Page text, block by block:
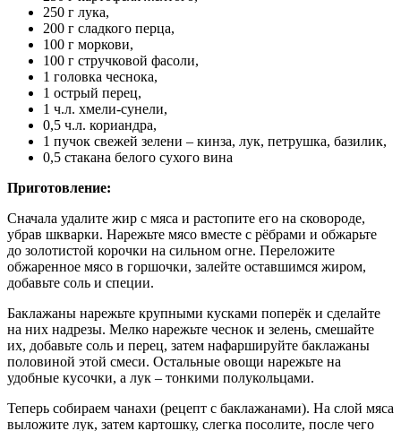
250 г лука,
200 г сладкого перца,
100 г моркови,
100 г стручковой фасоли,
1 головка чеснока,
1 острый перец,
1 ч.л. хмели-сунели,
0,5 ч.л. кориандра,
1 пучок свежей зелени – кинза, лук, петрушка, базилик,
0,5 стакана белого сухого вина
Приготовление:
Сначала удалите жир с мяса и растопите его на сковороде,
убрав шкварки. Нарежьте мясо вместе с рёбрами и обжарьте
до золотистой корочки на сильном огне. Переложите
обжаренное мясо в горшочки, залейте оставшимся жиром,
добавьте соль и специи.
Баклажаны нарежьте крупными кусками поперёк и сделайте
на них надрезы. Мелко нарежьте чеснок и зелень, смешайте
их, добавьте соль и перец, затем нафаршируйте баклажаны
половиной этой смеси. Остальные овощи нарежьте на
удобные кусочки, а лук – тонкими полукольцами.
Теперь собираем чанахи (рецепт с баклажанами). На слой мяса
выложите лук, затем картошку, слегка посолите, после чего